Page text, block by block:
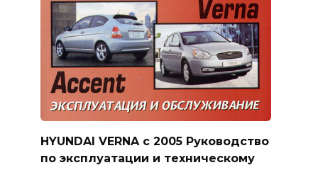
HYUNDAI VERNA с 2005 Руководство
по эксплуатации и техническому